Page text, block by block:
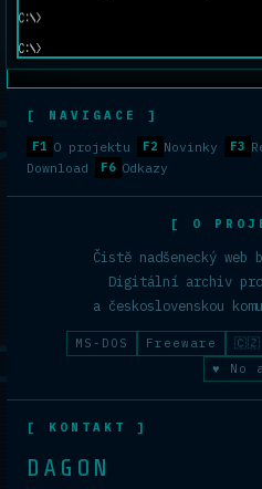
[ NAVIGACE ]
F1 O projektu F2 Novinky F3
Download F6 Odkazy
[ O
Čistě nadšenecký
Digitální archiv pro
a československou
MS-DOS Freeware 🇨🇿
♥ No
[ KONTAKT ]
DAGON